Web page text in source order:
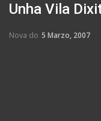
Unha Vila
Nova do 5 Marzo, 2007